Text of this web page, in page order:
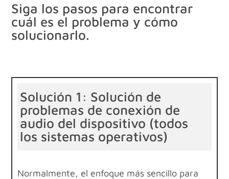
Siga los pasos para encontrar
cuál es el problema y cómo
solucionarlo.
Solución 1: Solución de
problemas de conexión de
audio del dispositivo (todos
los sistemas operativos)
Normalmente, el enfoque más sencillo para